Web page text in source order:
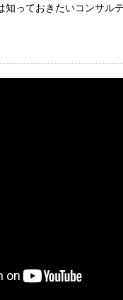
っておきたいコンサル
介護人材コンサルタント